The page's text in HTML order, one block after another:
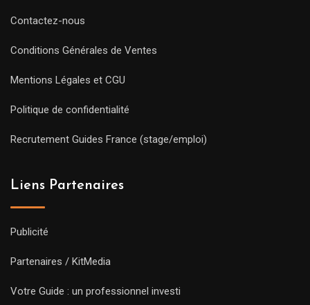
Contactez-nous
Conditions Générales de Ventes
Mentions Légales et CGU
Politique de confidentialité
Recrutement Guides France (stage/emploi)
Liens Partenaires
Publicité
Partenaires / KitMedia
Votre Guide : un professionnel investi